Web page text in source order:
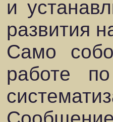
и
развития
Само
работе